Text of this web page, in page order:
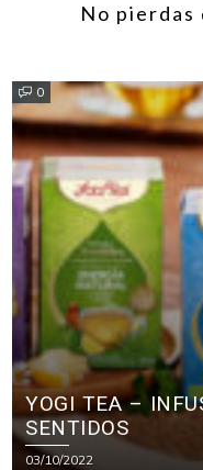
No pierdas
0
YOGI TEA –
SENTIDOS
03/10/2022